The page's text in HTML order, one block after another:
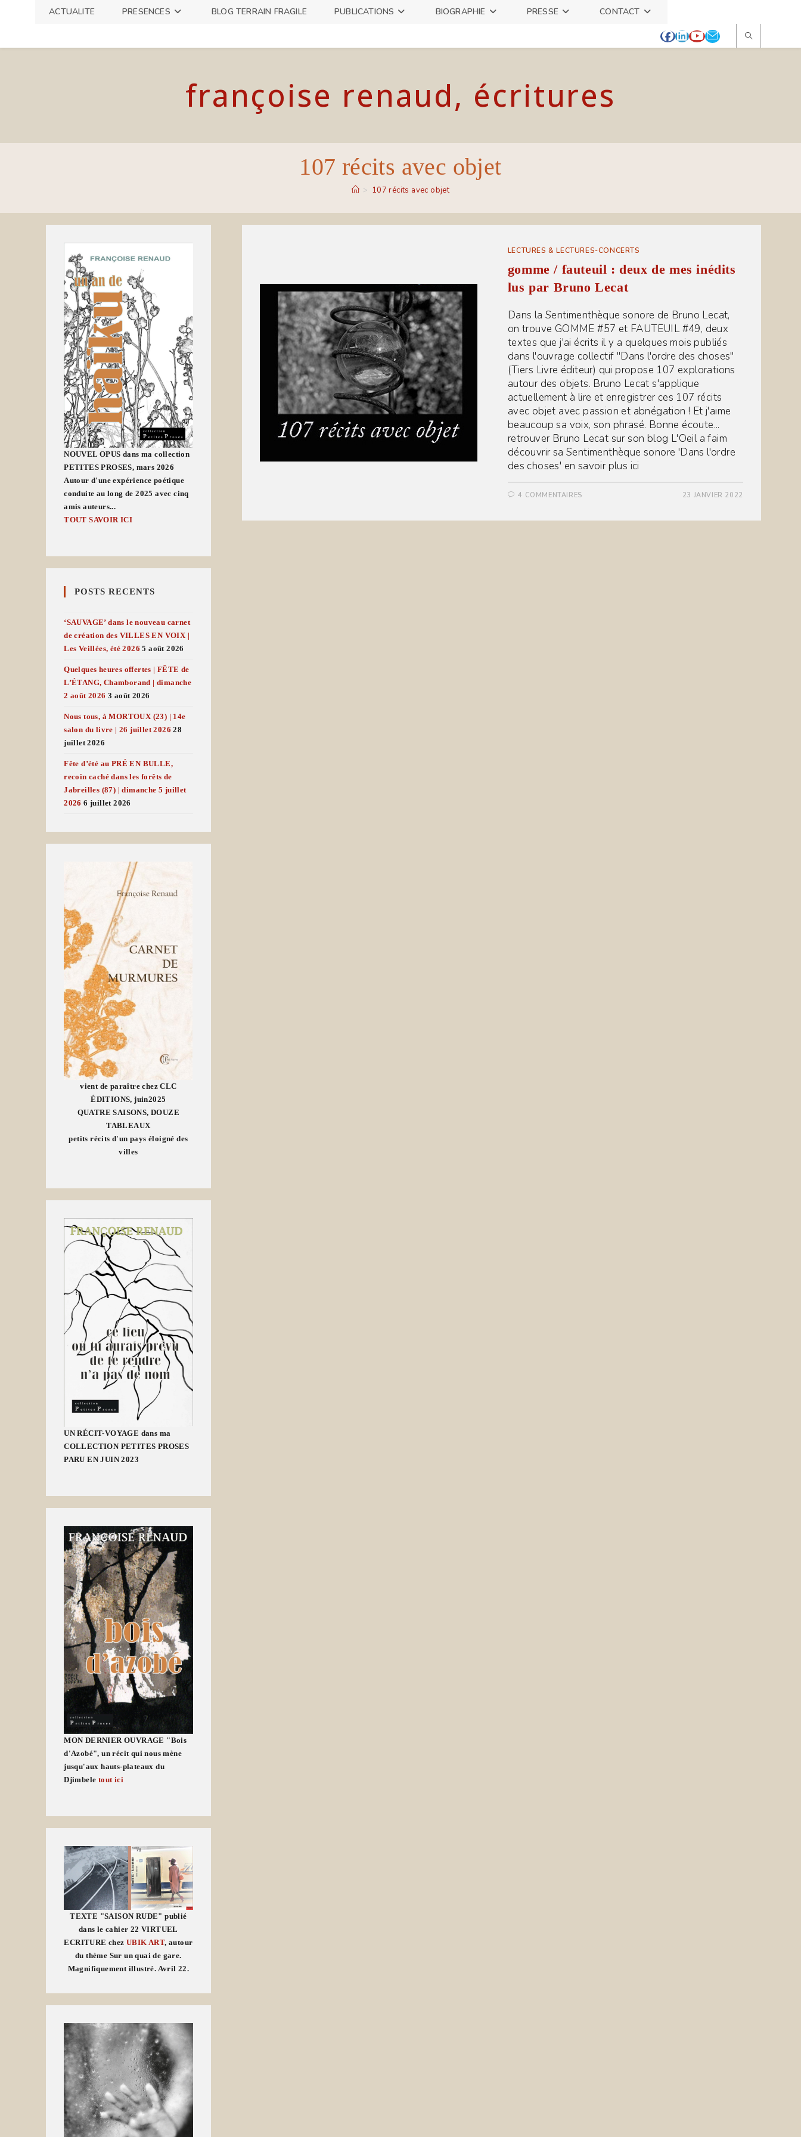
ACTUALITE PRESENCES BLOG TERRAIN FRAGILE PUBLICATIONS BIOGRAPHIE PRESSE CONTACT
françoise renaud, écritures
107 récits avec objet
> 107 récits avec objet
LECTURES & LECTURES-CONCERTS
gomme / fauteuil : deux de mes inédits
lus par Bruno Lecat
Dans la Sentimenthèque sonore de Bruno Lecat,
on trouve GOMME #57 et FAUTEUIL #49, deux
textes que j'ai écrits il y a quelques mois publiés
dans l'ouvrage collectif "Dans l'ordre des choses"
(Tiers Livre éditeur) qui propose 107 explorations
autour des objets. Bruno Lecat s'applique
actuellement à lire et enregistrer ces 107 récits
avec objet avec passion et abnégation ! Et j'aime
beaucoup sa voix, son phrasé. Bonne écoute...
retrouver Bruno Lecat sur son blog L'Oeil a faim
découvrir sa Sentimenthèque sonore 'Dans l'ordre
des choses' en savoir plus ici
4 COMMENTAIRES 23 JANVIER 2022
NOUVEL OPUS dans ma collection
PETITES PROSES, mars 2026
Autour d'une expérience poétique
conduite au long de 2025 avec cinq
amis auteurs...
TOUT SAVOIR ICI
POSTS RECENTS
‘SAUVAGE’ dans le nouveau carnet
de création des VILLES EN VOIX |
Les Veillées, été 2026 5 août 2026
Quelques heures offertes | FÊTE de
L’ÉTANG, Chamborand | dimanche
2 août 2026 3 août 2026
Nous tous, à MORTOUX (23) | 14e
salon du livre | 26 juillet 2026 28
juillet 2026
Fête d’été au PRÉ EN BULLE,
recoin caché dans les forêts de
Jabreilles (87) | dimanche 5 juillet
2026 6 juillet 2026
vient de paraître chez CLC
ÉDITIONS, juin2025
QUATRE SAISONS, DOUZE
TABLEAUX
petits récits d'un pays éloigné des
villes
UN RÉCIT-VOYAGE dans ma
COLLECTION PETITES PROSES
PARU EN JUIN 2023
MON DERNIER OUVRAGE "Bois
d'Azobé", un récit qui nous mène
jusqu'aux hauts-plateaux du
Djimbele tout ici
TEXTE "SAISON RUDE" publié
dans le cahier 22 VIRTUEL
ECRITURE chez UBIK ART, autour
du thème Sur un quai de gare.
Magnifiquement illustré. Avril 22.